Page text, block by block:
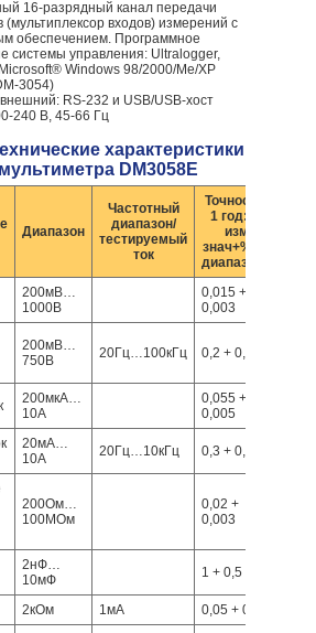
16-разрядный канал передачи
(мультиплексор входов) измерений с
обеспечением. Программное
системы управления: Ultralogger,
Windows 98/2000/Me/XP
3054)
RS-232 и USB/USB-хост
240 В, 45-66 Гц
характеристики
DM3058E
Диапазон
Частотный
диапазон/
тестируемый
ток
Точность,
1 год: %
изм
знач+% от
диапазона
200мВ…
1000В
0,015 +
0,003
200мВ…
750В
20Гц…100кГц 0,2 + 0,05
200мкА…
10А
0,055 +
0,005
20мА…
10А
20Гц…10кГц 0,3 + 0,1
200Ом…
100МОм
0,02 +
0,003
2нФ…
10мФ
1 + 0,5
2кОм 1мА
0,05 + 0,01